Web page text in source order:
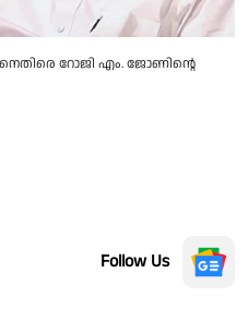
റോജി എം. ജോണിൻ്റെ
Follow Us